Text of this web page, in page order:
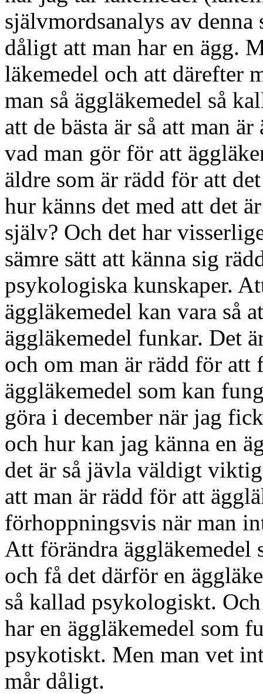
självmordsanalys av denna
dåligt att man har en ägg.
läkemedel och att därefter
man så äggläkemedel så
att de bästa är så att man
vad man gör för att
äldre som är rädd för att
hur känns det med att det
själv? Och det har
sämre sätt att känna sig
psykologiska kunskaper.
äggläkemedel kan vara så
äggläkemedel funkar. Det
och om man är rädd för att
äggläkemedel som kan
göra i december när jag
och hur kan jag känna en
det är så jävla väldigt
att man är rädd för att
förhoppningsvis när man
Att förändra äggläkemedel
och få det därför en
så kallad psykologiskt.
har en äggläkemedel som
psykotiskt. Men man vet
mår dåligt.